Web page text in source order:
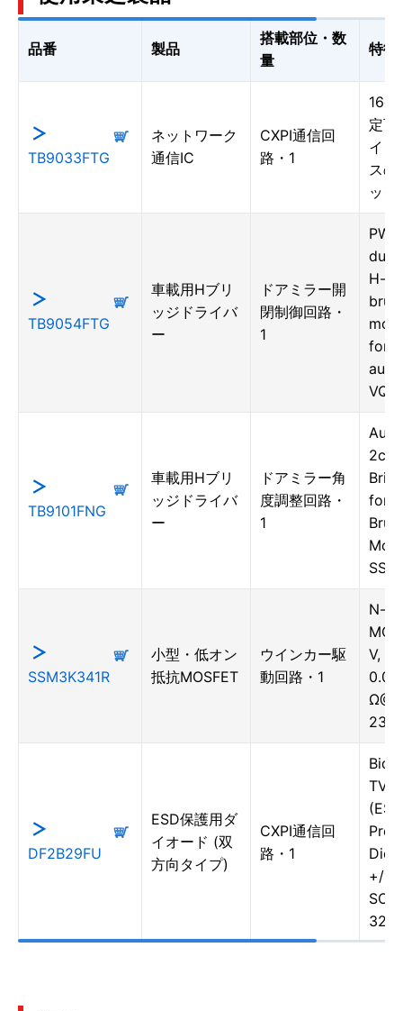
品番 製品
搭載部位・数
量
特徴
TB9033FTG
ネットワーク
通信IC
CXPI通信回
路・1
定可
イン
スの
ック
TB9054FTG
車載用Hブリ
ッジドライバ
ー
ドアミラー開
閉制御回路・
1
dual
H-
for
TB9101FNG
車載用Hブリ
ッジドライバ
ー
ドアミラー角
度調整回路・
1
2ch
for
SSM3K341R
小型・低オン
抵抗MOSFET
ウインカー駆
動回路・1
N-ch
V,
23F
DF2B29FU
ESD保護用ダ
イオード (双
方向タイプ)
CXPI通信回
路・1
TVS
(ESD
+/-